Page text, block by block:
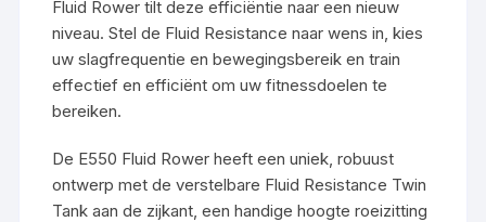
Fluid Rower tilt deze efficiëntie naar een nieuw
niveau. Stel de Fluid Resistance naar wens in, kies
uw slagfrequentie en bewegingsbereik en train
effectief en efficiënt om uw fitnessdoelen te
bereiken.
De E550 Fluid Rower heeft een uniek, robuust
ontwerp met de verstelbare Fluid Resistance Twin
Tank aan de zijkant, een handige hoogte roeizitting